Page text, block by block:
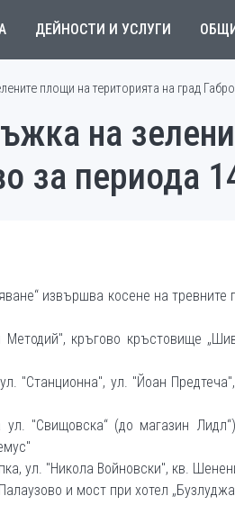
ДЕЙНОСТИ И УСЛУГИ
площи на територията на град
на
за периода
извършва косене на тревните
кръгово кръстовище
"Станционна", ул. "Йоан
"Свищовска“ (до магазин
ул. "Никола Войновски", кв.
и мост при хотел